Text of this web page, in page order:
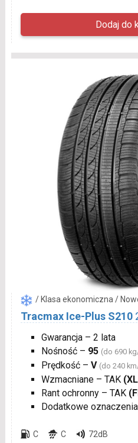
/ Klasa ekonomiczna /
Tracmax Ice-Plus S210
Gwarancja – 2 lata
Nośność – 95 (do 690
Prędkość – V (do 240
Wzmacniane – TAK
Rant ochronny – TAK
Dodatkowe
C C 72dB